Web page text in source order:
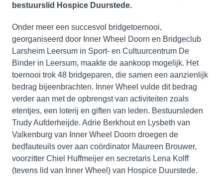
bestuurslid Hospice Duurstede.
Onder meer een succesvol bridgetoernooi,
georganiseerd door Inner Wheel Doorn en Bridgeclub
Larsheim Leersum in Sport- en Cultuurcentrum De
Binder in Leersum, maakte de aankoop mogelijk. Het
toernooi trok 48 bridgeparen, die samen een aanzienlijk
bedrag bijeenbrachten. Inner Wheel vulde dit bedrag
verder aan met de opbrengst van activiteiten zoals
etentjes, een loterij en giften van leden. Bestuursleden
Trudy Aufderheijde. Adrie Berkhout en Lysbeth van
Valkenburg van Inner Wheel Doorn droegen de
bedfauteuils over aan coördinator Maureen Brouwer,
voorzitter Chiel Huffmeijer en secretaris Lena Kolff
(tevens lid van Inner Wheel) van Hospice Duurstede.